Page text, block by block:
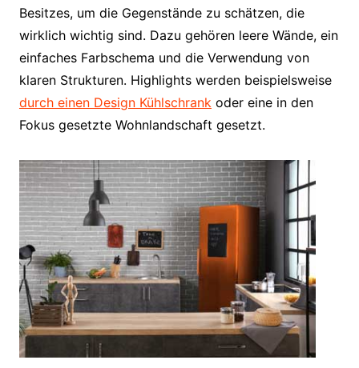
Besitzes, um die Gegenstände zu schätzen, die
wirklich wichtig sind. Dazu gehören leere Wände, ein
einfaches Farbschema und die Verwendung von
klaren Strukturen. Highlights werden beispielsweise
durch einen Design Kühlschrankoder eine in den
Fokus gesetzte Wohnlandschaft gesetzt.